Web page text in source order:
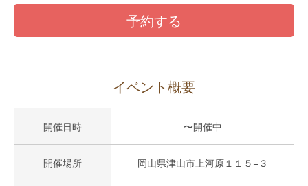
予約する
イベント概要
開催日時 〜開催中
開催場所 岡山県津山市上河原１１５−３